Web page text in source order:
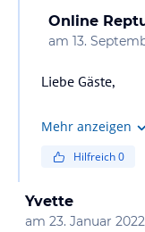
Online
am 13.
Liebe Gäste,
Bitte beachten
Gästebetreuung
Mehr anzeigen
Hilfreich0
Yvette
am 23. Januar 2022